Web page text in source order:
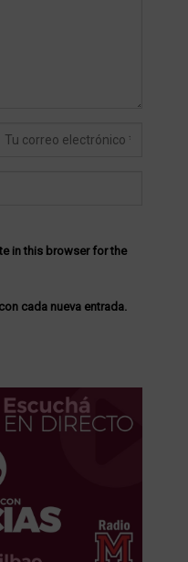
in this browser for the
cada nueva entrada.